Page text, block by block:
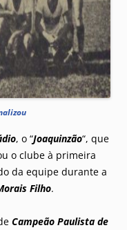
, o “Joaquinzão“, que
o clube à primeira
da equipe durante a
Filho.
Campeão Paulista de